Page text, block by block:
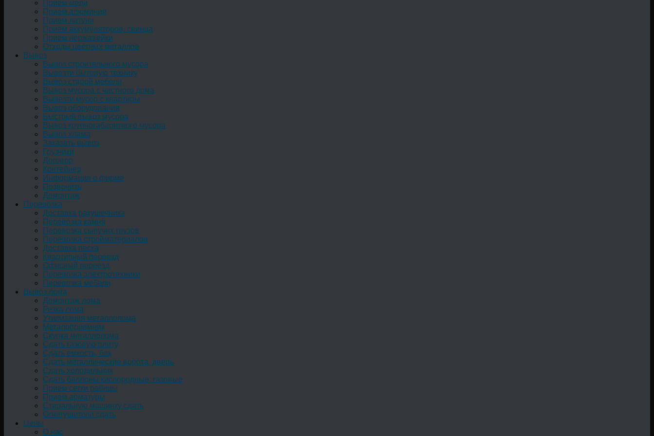
Прием меди
Прием алюминия
Прием латуни
Прием аккумуляторов, свинца
Прием нержавейки
Отходы цветных металлов
Вывоз
Вывоз строительного мусора
Вывезти бытовую технику
Вывоз старой мебели
Вывоз мусора с частного дома
Вывезти мусор с квартиры
Вывоз оборудования
Быстрый вывоз мусора
Вывоз крупногабаритного мусора
Вывоз хлама
Заказать вывоз
Грузчики
Договор
Контейнер
Информация о фирме
Позвонить
Демонтаж
Перевозка
Доставка ракушечника
Перевозка камня
Перевозка сыпучих грузов
Перевозка стройматериалов
Доставка песка
Квартирный переезд
Офисный переезд
Перевозка электротехники
Перевозка мебели
Вывоз лома
Демонтаж лома
Резка лома
Утилизация металлолома
Металоприемник
Скупка металлолома
Сдать газовую плиту
Сдать емкость, бак
Cдать металлические ворота, дверь
Сдать холодильник
Сдать баллоны кислородные, газовые
Прием сетки рабицы
Прием арматуры
Стиральную машинку сдать
Огнетушители сдать
Цены
О нас